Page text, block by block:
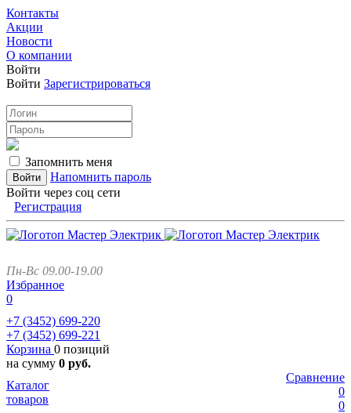
Контакты
Акции
Новости
О компании
Войти
Войти Зарегистрироваться
Запомнить меня
Напомнить пароль
Войти через соц сети
Регистрация
Пн-Вс 09.00-19.00
Избранное
0
+7 (3452) 699-220
+7 (3452) 699-221
Корзина 0 позиций
на сумму 0 руб.
Сравнение
0
0
Каталог
товаров